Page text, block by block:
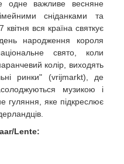
одне важливе весняне
сніданками та
вся країна святкує
народження короля
свято, коли
колір, виходять
ринки" (vrijmarkt), де
музикою і
гуляння, яке підкреслює
Lente: